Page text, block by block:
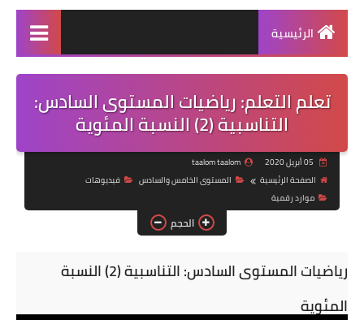
الرئيسية
تعلم التعلم: رياضيات المستوى السادس:
التناسبية (2) النسبة المئوية
taalom taalom
الصفحة الرئيسية
المستوى الخامس والسادس
فيديوهات
موارد رقمية
الحجم
رياضيات المستوى السادس: التناسبية (2) النسبة
المئوية